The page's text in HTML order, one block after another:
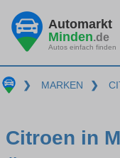
Automarkt
Minden.de
Autos einfach finden
❯ MARKEN ❯
Citroen in